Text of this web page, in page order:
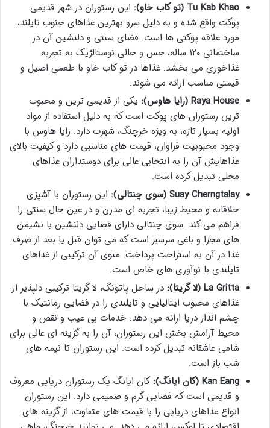
Tu Kab Khao (تو کاب خاو):
این رستوران در شهر قدیمی
پوکت واقع شده و به دلیل سرو بهترین غذاهای جنوب تایلند،
مورد علاقه پوکتی ها است. فضای سنتی و دلنشین آن در
ساختمانی ۱۲۰ ساله، حس و حالی نوستالژیک به تجربه
غذاخوری می بخشد. غذاها در تو کاب خاو با طعمی اصیل و
قیمتی مناسب ارائه می شوند.
Raya House (رایا هاوس):
یکی از قدیمی ترین و محبوب
ترین رستوران های پوکت است که به دلیل استفاده از مواد
اولیه بسیار تازه، به ویژه خرچنگ، شهرت دارد. رایا هاوس با
وجود محبوبیت فراوان، قیمت های مناسبی دارد و کیفیت بالای
غذاهایش آن را به انتخابی عالی برای دوستداران غذاهای
محلی تبدیل کرده است.
Suay Cherngtalay (سوی چنتالی):
این رستوران با آشپزی
خلاقانه و محیط زیبا، تجربه ای مدرن و در عین حال سنتی را
فراهم می کند. سوی چنتالی دارای فضایی دلنشین با نشیمن
های مجزا و باغی سرسبز است که می توان قبل یا بعد از صرف
غذا در آن به استراحت پرداخت. منوی آن ترکیبی از غذاهای
تایلندی با نوآوری های خاص است.
La Gritta (لا گریتا):
در ساحل پاتونگ، لا گریتا ترکیبی دلپذیر از
غذاهای محبوب ایتالیایی و تایلندی را در فضایی رمانتیک با
چشم انداز دریا ارائه می دهد. خدمات بی عیب و نقص و
محیط آرامش بخش این رستوران، آن را به گزینه ای عالی برای
شامی عاشقانه تبدیل کرده است. این رستوران تا نیمه های
شب باز است.
Kan Eang (کان ایانگ):
کان ایانگ یک رستوران دریایی معروف
و قدیمی است که فضایی گرم و صمیمی دارد. این رستوران
انواع غذاهای دریایی را با قیمت های متفاوت، از گزینه های